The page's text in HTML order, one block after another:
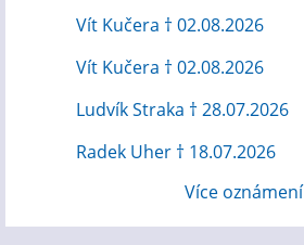
Vít Kučera † 02.08.2026
Vít Kučera † 02.08.2026
Ludvík Straka † 28.07.2026
Radek Uher † 18.07.2026
Více oznámení